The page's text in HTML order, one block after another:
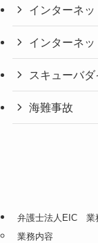
インターネ
インターネ
スキューバ
海難事故
弁護士法人EIC 業
業務内容